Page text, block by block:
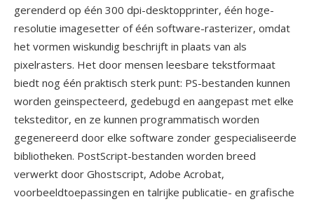
gerenderd op één 300 dpi-desktopprinter, één hoge-
resolutie imagesetter of één software-rasterizer, omdat
het vormen wiskundig beschrijft in plaats van als
pixelrasters. Het door mensen leesbare tekstformaat
biedt nog één praktisch sterk punt: PS-bestanden kunnen
worden geinspecteerd, gedebugd en aangepast met elke
teksteditor, en ze kunnen programmatisch worden
gegenereerd door elke software zonder gespecialiseerde
bibliotheken. PostScript-bestanden worden breed
verwerkt door Ghostscript, Adobe Acrobat,
voorbeeldtoepassingen en talrijke publicatie- en grafische